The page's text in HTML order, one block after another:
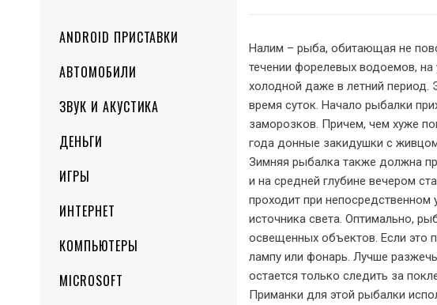
Primary
Menu
ANDROID ПРИСТАВКИ
АВТОМОБИЛИ
ЗВУК И АКУСТИКА
ДЕНЬГИ
ИГРЫ
ИНТЕРНЕТ
КОМПЬЮТЕРЫ
MICROSOFT
Налим – рыба, обитающая не
течении форелевых водоемов, на
холодной даже в летний период.
время суток. Начало рыбалки
заморозков. Причем, чем хуже
года донные закидушки с
Зимняя рыбалка также должна
и на средней глубине вечером
проходит при непосредственном
источника света. Оптимально,
освещенных объектов. Если это
лампу или фонарь. Лучше
остается только следить за
Приманки для этой рыбалки